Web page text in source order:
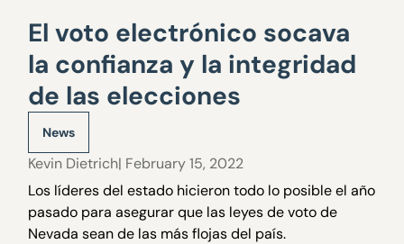
El voto electrónico socava
la confianza y la integridad
de las elecciones
News
Kevin Dietrich| February 15, 2022
Los líderes del estado hicieron todo lo posible el año
pasado para asegurar que las leyes de voto de
Nevada sean de las más flojas del país.